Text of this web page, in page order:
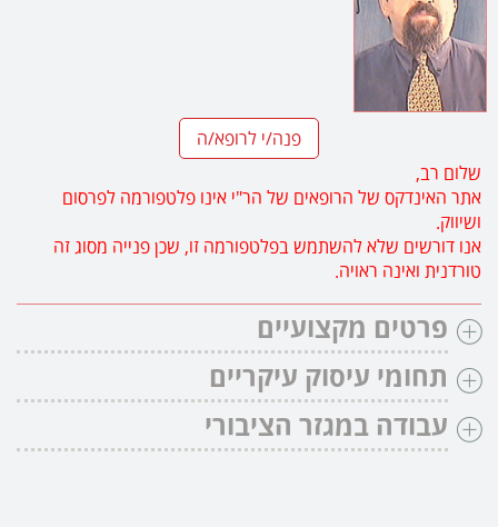
פנה/י לרופא/ה
שלום רב,
אתר האינדקס של הרופאים של הר"י אינו פלטפורמה לפרסום
ושיווק.
אנו דורשים שלא להשתמש בפלטפורמה זו, שכן פנייה מסוג זה
טורדנית ואינה ראויה.
פרטים מקצועיים
תחומי עיסוק עיקריים
עבודה במגזר הציבורי